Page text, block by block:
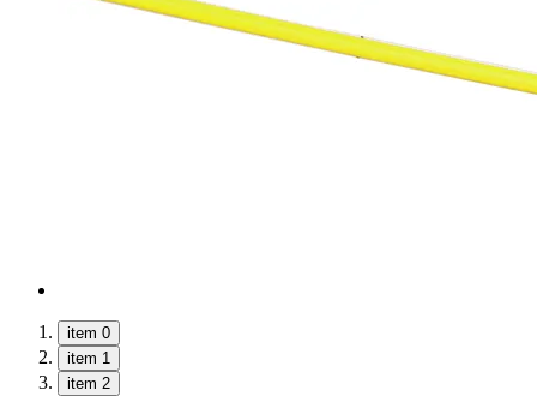
item 0
item 1
item 2